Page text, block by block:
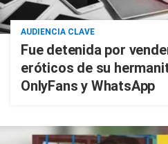
AUDIENCIA CLAVE
Fue detenida por
eróticos de su
OnlyFans y WhatsApp